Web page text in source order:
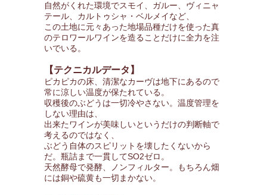
自然がくれた環境でスモイ、ガルー、ヴィニャ
テール、カルトゥシャ・ベルメイなど、
この土地に元々あった地場品種だけを使った真
のテロワールワインを造ることだけに全力を注
いでいる。
【テクニカルデータ】
ピカピカの床、清潔なカーヴは地下にあるので
常に涼しい温度が保たれている。
収穫後のぶどうは一切冷やさない。温度管理を
しない理由は、
出来たワインが美味しいというだけの判断軸で
考えるのではなく、
ぶどう自体のスピリットを壊したくないから
だ。瓶詰まで一貫してSO2ゼロ。
天然酵母で発酵、ノンフィルター。もちろん畑
には銅や硫黄も一切まかない。